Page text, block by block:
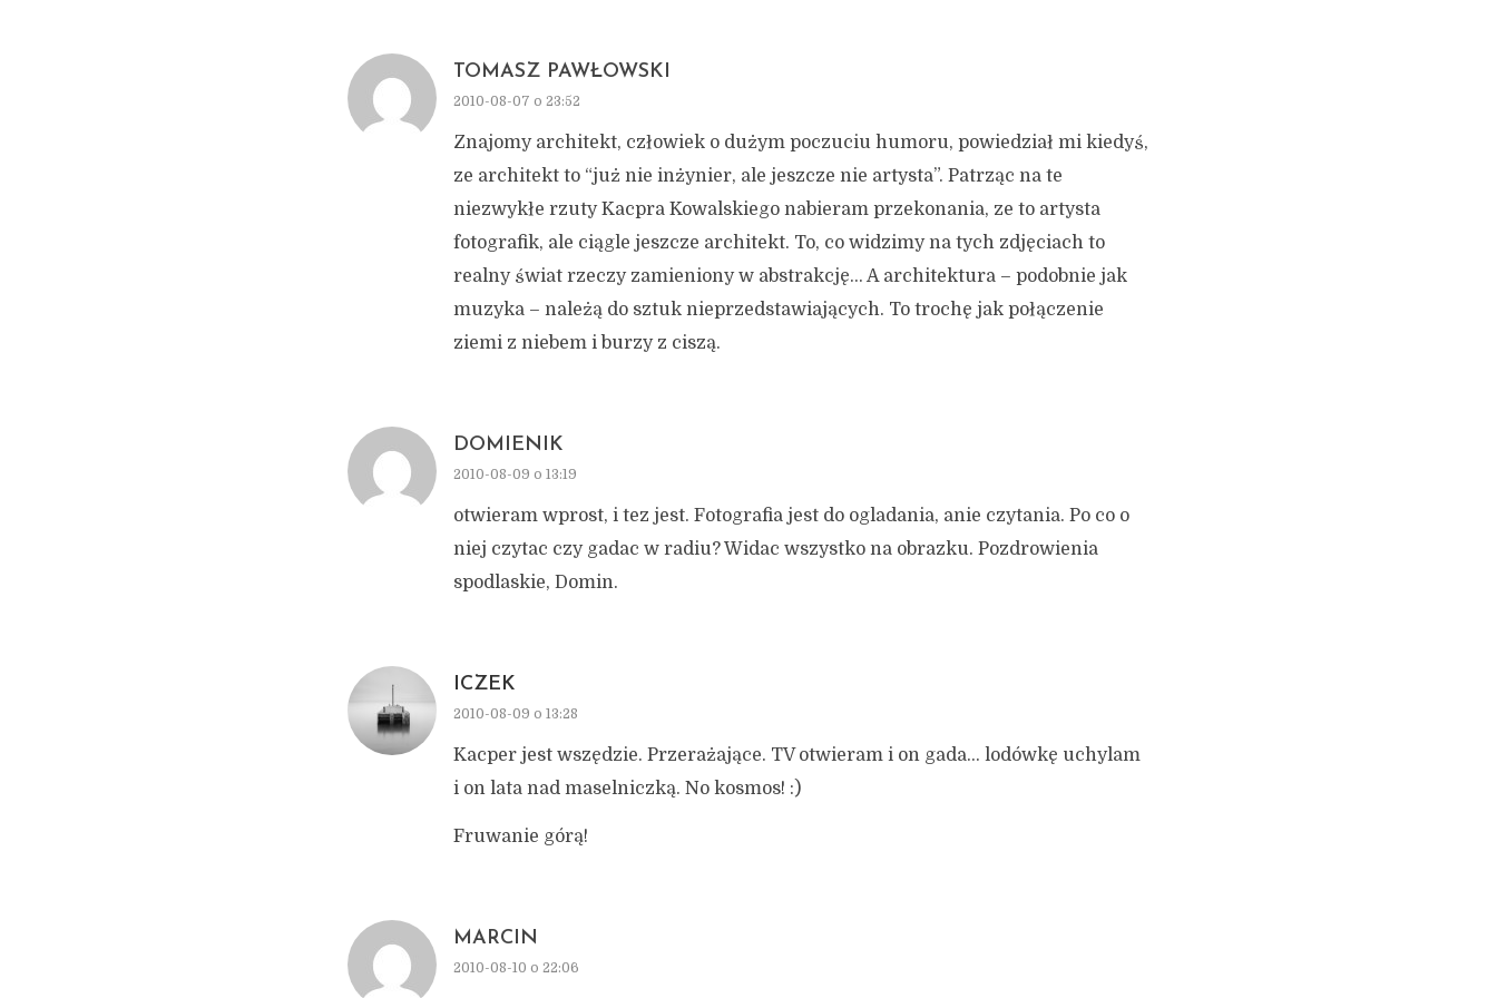
TOMASZ PAWŁOWSKI
2010-08-07 o 23:52
Znajomy architekt, człowiek o dużym poczuciu humoru, powiedział mi kiedyś,
ze architekt to “już nie inżynier, ale jeszcze nie artysta”. Patrząc na te
niezwykłe rzuty Kacpra Kowalskiego nabieram przekonania, ze to artysta
fotografik, ale ciągle jeszcze architekt. To, co widzimy na tych zdjęciach to
realny świat rzeczy zamieniony w abstrakcję… A architektura – podobnie jak
muzyka – należą do sztuk nieprzedstawiających. To trochę jak połączenie
ziemi z niebem i burzy z ciszą.
DOMIENIK
2010-08-09 o 13:19
otwieram wprost, i tez jest. Fotografia jest do ogladania, anie czytania. Po co o
niej czytac czy gadac w radiu? Widac wszystko na obrazku. Pozdrowienia
spodlaskie, Domin.
ICZEK
2010-08-09 o 13:28
Kacper jest wszędzie. Przerażające. TV otwieram i on gada… lodówkę uchylam
i on lata nad maselniczką. No kosmos! :)
Fruwanie górą!
MARCIN
2010-08-10 o 22:06